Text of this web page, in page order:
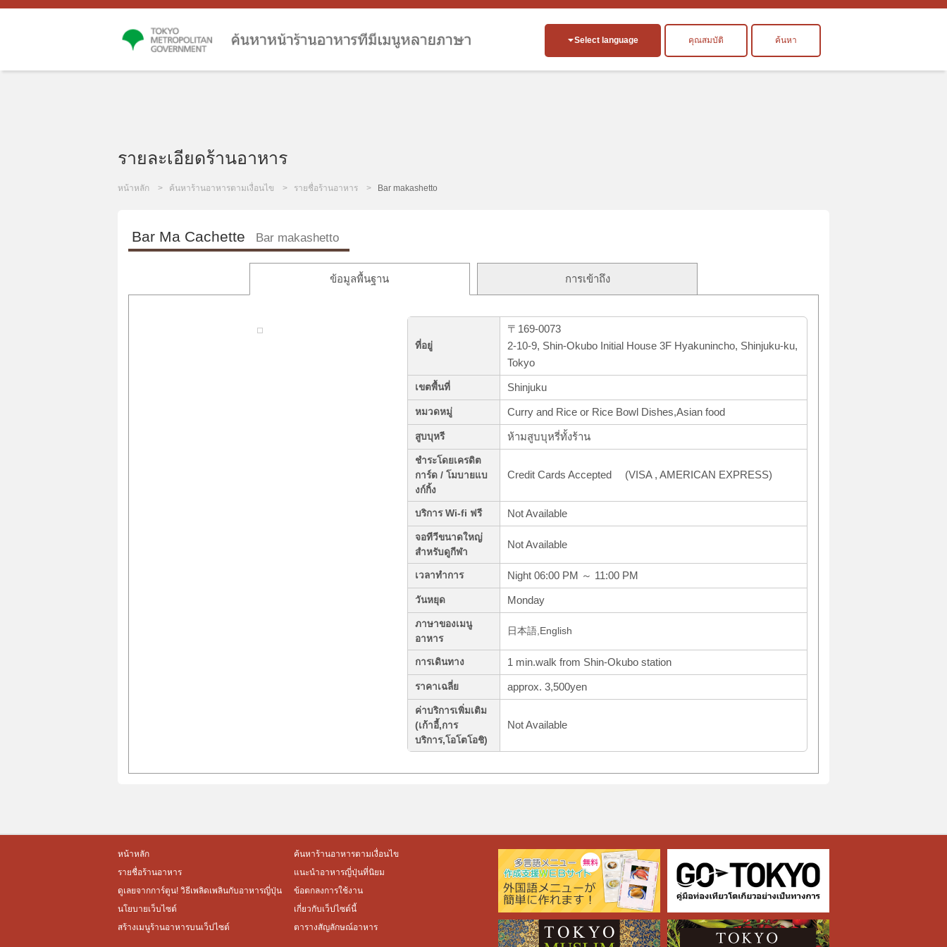
Select language คุณสมบัติ ค้นหา
รายละเอียดร้านอาหาร
หน้าหลัก ค้นหาร้านอาหารตามเงื่อนไข รายชื่อร้านอาหาร Bar makashetto
Bar Ma Cachette Bar makashetto
ข้อมูลพื้นฐาน การเข้าถึง
ที่อยู่
〒169-0073
2-10-9, Shin-Okubo Initial House 3F Hyakunincho, Shinjuku-ku,
Tokyo
เขตพื้นที่ Shinjuku
หมวดหมู่ Curry and Rice or Rice Bowl Dishes,Asian food
สูบบุหรี ห้ามสูบบุหรี่ทั้งร้าน
ชำระโดยเครดิต
การ์ด / โมบายแบ
งก์กิ้ง
Credit Cards Accepted (VISA , AMERICAN EXPRESS)
บริการ Wi-fi ฟรี Not Available
จอทีวีขนาดใหญ่
สำหรับดูกีฬา
Not Available
เวลาทำการ Night 06:00 PM ～ 11:00 PM
วันหยุด Monday
ภาษาของเมนู
อาหาร
日本語,English
การเดินทาง 1 min.walk from Shin-Okubo station
ราคาเฉลี่ย approx. 3,500yen
ค่าบริการเพิ่มเติม
(เก้าอี้,การ
บริการ,โอโตโอชิ)
Not Available
หน้าหลัก
ค้นหาร้านอาหารตามเงื่อนไข
รายชื่อร้านอาหาร
แนะนำอาหารญี่ปุ่นที่นิยม
ดูเลยจากการ์ตูน! วิธีเพลิดเพลินกับอาหารญี่ปุ่น
ข้อตกลงการใช้งาน
นโยบายเว็บไซต์
เกี่ยวกับเว็ปไซต์นี้
สร้างเมนูร้านอาหารบนเว็ปไซต์
ตารางสัญลักษณ์อาหาร